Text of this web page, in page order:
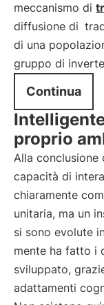
meccanismo di
diffusione di
di una
gruppo di
Continua
proprio
Alla
capacità di
chiaramente
unitaria, ma un
si sono evolute
mente ha fatto i
sviluppato,
adattamenti